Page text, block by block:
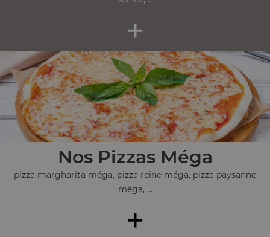
+
Nos Pizzas Méga
pizza margharita méga, pizza reine méga, pizza paysanne
méga, ...
+